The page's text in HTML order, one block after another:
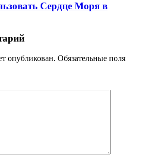
Сердце Моря в
опубликован. Обязательные поля